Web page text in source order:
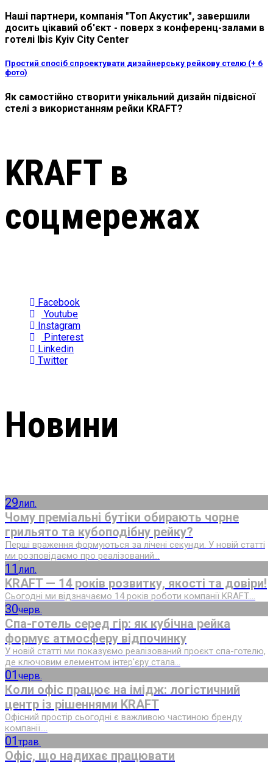
Наші партнери, компанія "Топ Акустик", завершили
досить цікавий об'єкт - поверх з конференц-залами в
готелі Ibis Kyiv City Center
Простий спосіб спроектувати дизайнерську рейкову стелю (+ 6
фото)
Як самостійно створити унікальний дизайн підвісної
стелі з використанням рейки KRAFT?
KRAFT в
соцмережах
Facebook
Youtube
Instagram
Pinterest
Linkedin
Twitter
Новини
29лип.
Чому преміальні бутіки обирають чорне
грильято та кубоподібну рейку?
Перші враження формуються за лічені секунди. У новій статті
ми розповідаємо про реалізований...
11 лип.
KRAFT — 14 років розвитку, якості та довіри!
Сьогодні ми відзначаємо 14 років роботи компанії KRAFT....
30черв.
Спа-готель серед гір: як кубічна рейка
формує атмосферу відпочинку
У новій статті ми показуємо реалізований проєкт спа-готелю,
де ключовим елементом інтер'єру стала...
01 черв.
Коли офіс працює на імідж: логістичний
центр із рішеннями KRAFT
Офісний простір сьогодні є важливою частиною бренду
компанії....
01 трав.
Офіс, що надихає працювати